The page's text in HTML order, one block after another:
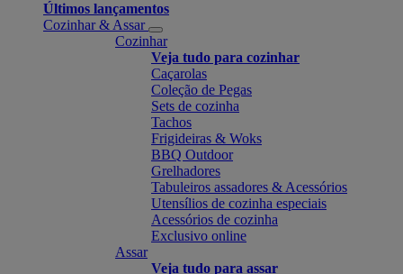
Últimos lançamentos
Cozinhar & Assar
Cozinhar
Veja tudo para cozinhar
Caçarolas
Coleção de Pegas
Sets de cozinha
Tachos
Frigideiras & Woks
BBQ Outdoor
Grelhadores
Tabuleiros assadores & Acessórios
Utensílios de cozinha especiais
Acessórios de cozinha
Exclusivo online
Assar
Veja tudo para assar